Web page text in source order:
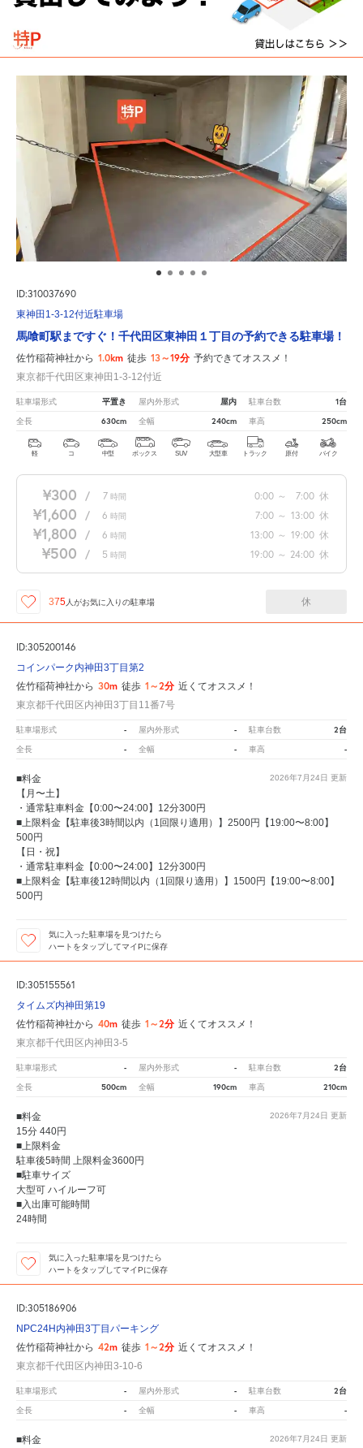
ID:310037690
東神田1-3-12付近駐車場
馬喰町駅まですぐ！千代田区東神田１丁目の予約できる駐車場！
佐竹稲荷神社から 1.0km 徒歩 13～19分 予約できてオススメ！
東京都千代田区東神田1-3-12付近
駐車場形式 平置き 屋内外形式 屋内 駐車台数 1台
全長 630cm 全幅 240cm 車高 250cm
軽 コ 中型 ボックス SUV 大型車 トラック 原付 バイク
¥300 / 7 時間 0:00 ～ 7:00 休
¥1,600 / 6 時間 7:00 ～ 13:00 休
¥1,800 / 6 時間 13:00 ～ 19:00 休
¥500 / 5 時間 19:00 ～ 24:00 休
375人がお気に入りの駐車場 休
ID:305200146
コインパーク内神田3丁目第2
佐竹稲荷神社から 30m 徒歩 1～2分 近くてオススメ！
東京都千代田区内神田3丁目11番7号
駐車場形式 - 屋内外形式 - 駐車台数 2台
全長 - 全幅 - 車高 -
2026年7月24日 更新
■料金
【月〜土】
・通常駐車料金【0:00〜24:00】12分300円
■上限料金【駐車後3時間以内（1回限り適用）】2500円【19:00〜8:00】
500円
【日・祝】
・通常駐車料金【0:00〜24:00】12分300円
■上限料金【駐車後12時間以内（1回限り適用）】1500円【19:00〜8:00】
500円
気に入った駐車場を見つけたら
ハートをタップしてマイPに保存
ID:305155561
タイムズ内神田第19
佐竹稲荷神社から 40m 徒歩 1～2分 近くてオススメ！
東京都千代田区内神田3-5
駐車場形式 - 屋内外形式 - 駐車台数 2台
全長 500cm 全幅 190cm 車高 210cm
2026年7月24日 更新
■料金
15分 440円
■上限料金
駐車後5時間 上限料金3600円
■駐車サイズ
大型可 ハイルーフ可
■入出庫可能時間
24時間
気に入った駐車場を見つけたら
ハートをタップしてマイPに保存
ID:305186906
NPC24H内神田3丁目パーキング
佐竹稲荷神社から 42m 徒歩 1～2分 近くてオススメ！
東京都千代田区内神田3-10-6
駐車場形式 - 屋内外形式 - 駐車台数 2台
全長 - 全幅 - 車高 -
2026年7月24日 更新
■料金